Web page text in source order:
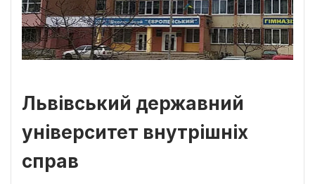
Львівський державний
університет внутрішніх
справ